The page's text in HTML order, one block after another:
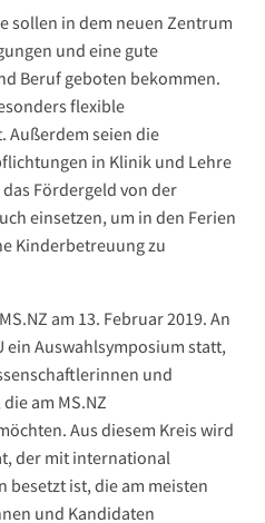
sollen in dem neuen Zentrum
und eine gute
Beruf geboten bekommen.
flexible
Außerdem seien die
in Klinik und Lehre
Fördergeld von der
einsetzen, um in den Ferien
Kinderbetreuung zu
am 13. Februar 2019. An
ein Auswahlsymposium statt,
und
am MS.NZ
Aus diesem Kreis wird
der mit international
ist, die am meisten
und Kandidaten